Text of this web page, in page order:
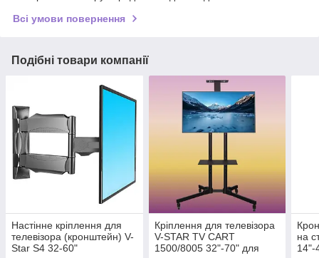
Всі умови повернення
Подібні товари компанії
Настінне кріплення для
телевізора (кронштейн) V-
Star S4 32-60"
Кріплення для телевізора
V-STAR TV CART
1500/8005 32"-70" для
на
14"-